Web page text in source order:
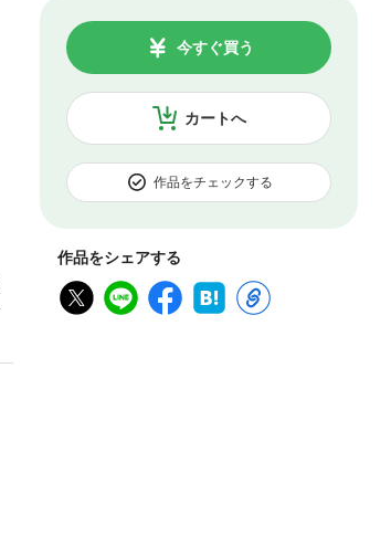
カートへ
今すぐ買う
作品をチェックする
作品をシェアする